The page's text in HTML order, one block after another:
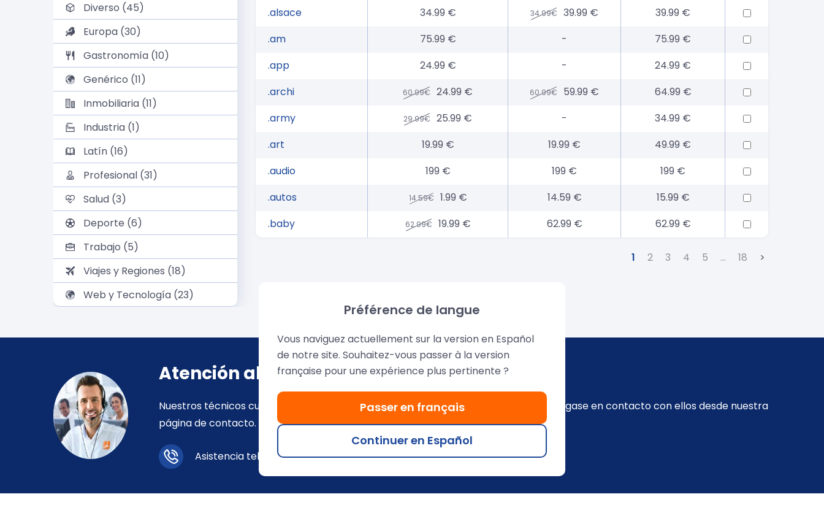
Diverso (45)
Europa (30)
Gastronomía (10)
Genérico (11)
Inmobiliaria (11)
Industria (1)
Latín (16)
Profesional (31)
Salud (3)
Deporte (6)
Trabajo (5)
Viajes y Regiones (18)
Web y Tecnología (23)
.alsace
34.99 € 34.99€ 39.99 €
39.99 €
.am
75.99 € -
75.99 €
.app
24.99 € -
24.99 €
.archi
60.99€ 24.99 € 60.99€ 59.99 €
64.99 €
.army
29.99€ 25.99 € -
34.99 €
.art
19.99 € 19.99 €
49.99 €
.audio
199 € 199 €
199 €
.autos
14.59€ 1.99 € 14.59 €
15.99 €
.baby
62.99€ 19.99 € 62.99 € 62.99 €
1 2 3 4 5 … 18 >
Atención al cliente personalizada 7/7
Nuestros técnicos cualificados encuentran soluciones para usted en 20 minutos. Póngase en contacto con ellos desde nuestra
página de contacto.
Asistencia telefónica Chat en directo y soporte por tickets
Préférence de langue
Vous naviguez actuellement sur la version en Español
de notre site. Souhaitez-vous passer à la version
française pour une expérience plus pertinente ?
Passer en français
Continuer en Español